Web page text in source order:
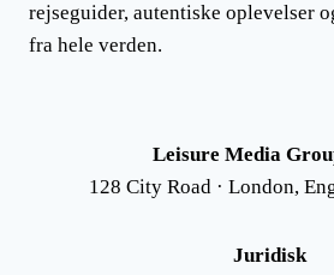
rejseguider, autentiske oplevelser
fra hele verden.
Leisure Media
128 City Road · London,
Juridisk